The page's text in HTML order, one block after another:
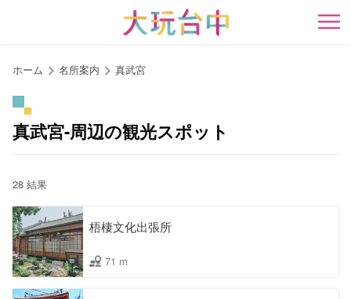
開
ホーム 名所案内 真武宮
真武宮-周辺の観光スポット
28 結果
梧棲文化出張所
71 m